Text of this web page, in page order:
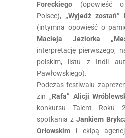
Foreckiego (opowieść
Polsce), „Wyjedź zostań”
(intymna opowieść o
Macieja Jeziorka
interpretację pierwszego,
polskim, listu z Indii
Pawłowskiego).
Podczas festiwalu
zin „Rafa” Alicji
konkursu Talent Roku
spotkania z Jankiem
Orłowskim i ekipą